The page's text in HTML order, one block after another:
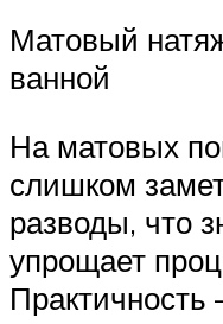
Матовый
ванной
На матовых
слишком
разводы, что
упрощает
Практичность